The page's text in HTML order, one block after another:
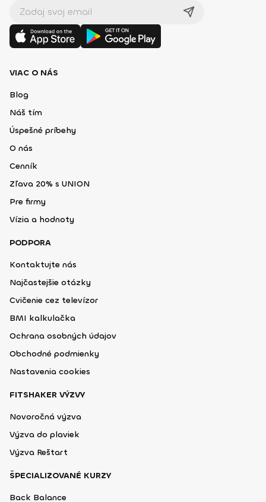
VIAC O NÁS
Blog
Náš tím
Úspešné príbehy
O nás
Cenník
Zľava 20% s UNION
Pre firmy
Vízia a hodnoty
PODPORA
Kontaktujte nás
Najčastejšie otázky
Cvičenie cez televízor
BMI kalkulačka
Ochrana osobných údajov
Obchodné podmienky
Nastavenia cookies
FITSHAKER VÝZVY
Novoročná výzva
Výzva do plaviek
Výzva Reštart
ŠPECIALIZOVANÉ KURZY
Back Balance